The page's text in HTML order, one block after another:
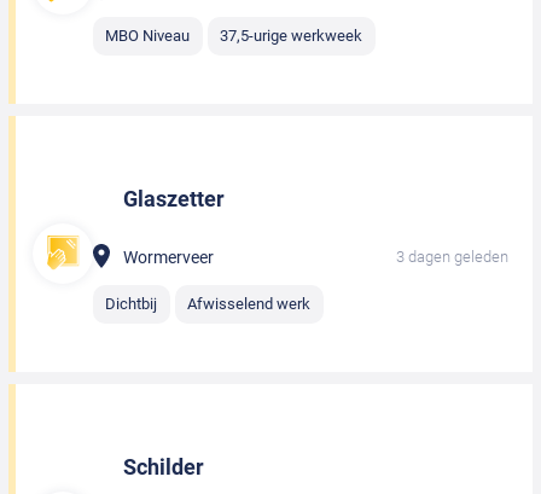
MBO Niveau 37,5-urige werkweek
Glaszetter
Wormerveer 3 dagen geleden
Dichtbij Afwisselend werk
Schilder